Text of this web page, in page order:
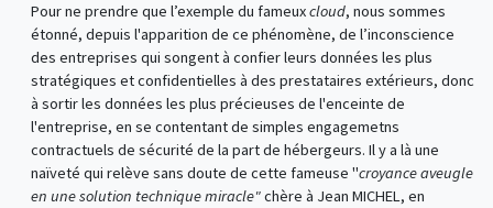
Pour ne prendre que l’exemple du fameuxcloud, nous sommes
étonné, depuis l'apparition de ce phénomène, de l’inconscience
des entreprises qui songent à confier leurs données les plus
stratégiques et confidentielles à des prestataires extérieurs, donc
à sortir les données les plus précieuses de l'enceinte de
l'entreprise, en se contentant de simples engagemetns
contractuels de sécurité de la part de hébergeurs. Il y a là une
naïveté qui relève sans doute de cette fameuse "croyance aveugle
en une solution technique miracle"chère à Jean MICHEL, en